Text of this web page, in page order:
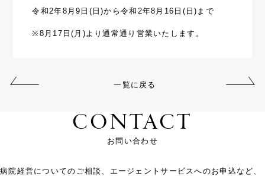
令和2年8月9日(日)から令和2年8月16日(日)まで
※8月17日(月)より通常通り営業いたします。
一覧に戻る
CONTACT
お問い合わせ
病院経営についてのご相談、エージェントサービスへのお申込など、